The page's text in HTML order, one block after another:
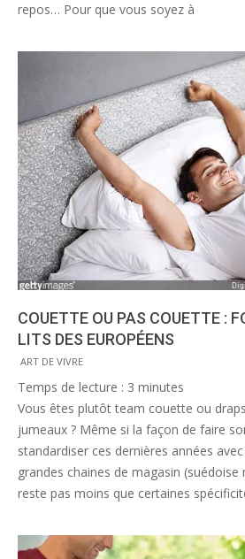
repos… Pour que vous soyez à
COUETTE OU PAS COUETTE :
LITS DES EUROPÉENS
2016-
04-
26
ART DE VIVRE
Temps de lecture : 3 minutes
Vous êtes plutôt team couette ou
jumeaux ? Même si la façon de faire
standardiser ces dernières années
grandes chaines de magasin (suédoise
reste pas moins que certaines